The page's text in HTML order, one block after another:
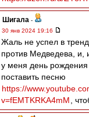
Шигала -
30 янв 2024 19:16
Жаль не успел в
против Медведева, и,
у меня день
поставить песню
https://
v=fEMTKRKA4mM
,